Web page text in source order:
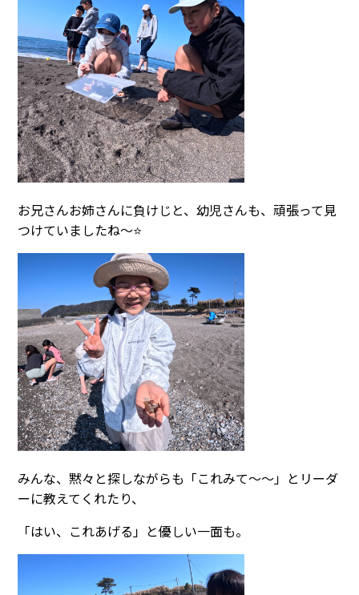
お兄さんお姉さんに負けじと、幼児さんも、頑張って見
つけていましたね～⭐
みんな、黙々と探しながらも「これみて～～」とリーダ
ーに教えてくれたり、
「はい、これあげる」と優しい一面も。